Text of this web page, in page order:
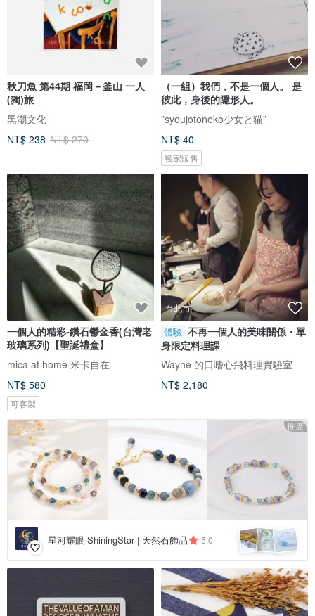
秋刀魚 第44期 福岡－釜山 一人
(獨)旅
黑潮文化
NT$ 238 NT$ 270
（一組）我們，不是一個人。 是
彼此，身後的隱形人。
”syoujotoneko少女と猫”
NT$ 40
獨家販售
一個人的精彩-鑽石鬱金香(台灣老
玻璃系列)【聖誕禮盒】
mica at home 米卡自在
NT$ 580
可客製
台北市
體驗 不再一個人的美味關係・單
身限定料理課
Wayne 的口嗜心飛料理實驗室
NT$ 2,180
推廣
星河耀眼 ShiningStar | 天然石飾品 5.0